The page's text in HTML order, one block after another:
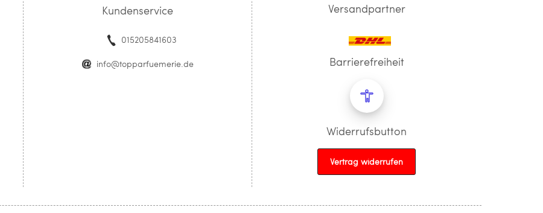
Kundenservice
015205841603
info@topparfuemerie.de
Versandpartner
Barrierefreiheit
Widerrufsbutton
Vertrag widerrufen